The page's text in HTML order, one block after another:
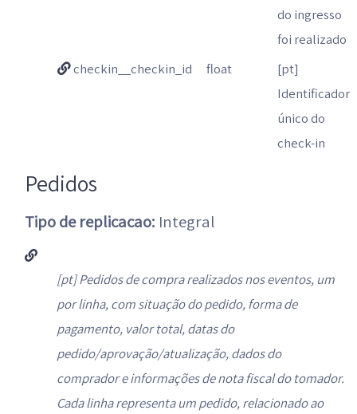
do ingresso
foi realizado
checkin__checkin_id
float
[pt]
Identificador
único do
check-in
Pedidos
Tipo de replicacao: Integral
[pt] Pedidos de compra realizados nos eventos, um
por linha, com situação do pedido, forma de
pagamento, valor total, datas do
pedido/aprovação/atualização, dados do
comprador e informações de nota fiscal do tomador.
Cada linha representa um pedido, relacionado ao